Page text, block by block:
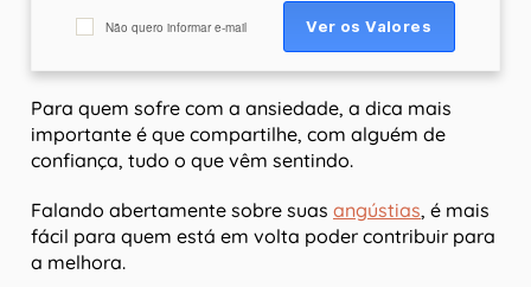
Não quero informar e-mail
Para quem sofre com a ansiedade, a dica mais
importante é que compartilhe, com alguém de
confiança, tudo o que vêm sentindo.
Falando abertamente sobre suas angústias, é mais
fácil para quem está em volta poder contribuir para
a melhora.